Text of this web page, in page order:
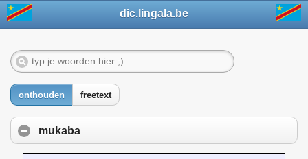
dic.lingala.be
onthouden freetext
mukaba